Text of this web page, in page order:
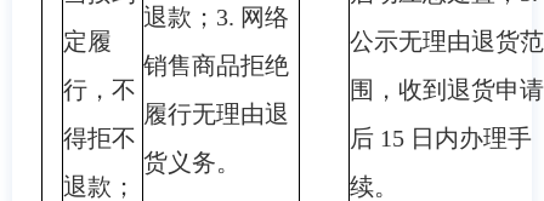
定履
行，不
得拒不
退款；
退款；3. 网络
销售商品拒绝
履行无理由退
货义务。
公示无理由退货范
围，收到退货申请
后 15 日内办理手
续。